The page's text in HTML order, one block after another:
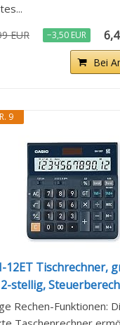
EUR −3,50 EUR
Bei
9
12ET Tischrechner,
stellig,
Rechen-Funktionen: